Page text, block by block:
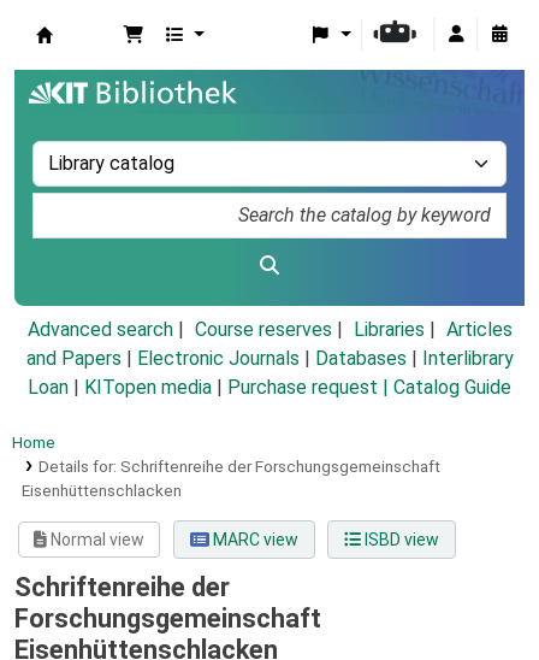
Advanced search Course reserves Libraries
Articles
and Papers
Electronic Journals Databases
Interlibrary
Loan
KITopen media Purchase request | Catalog Guide
Home
Details for: Schriftenreihe der Forschungsgemeinschaft
Eisenhüttenschlacken
Normal view MARC view ISBD view
Schriftenreihe der
Forschungsgemeinschaft
Eisenhüttenschlacken